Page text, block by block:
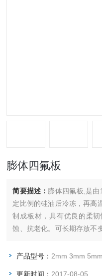
膨体四氟板
简要描述： 膨体四氟板,是
定比例的硅油后冷冻，再高
制成板材，具有优良的柔
蚀、抗老化。可长期存放不
产品型号： 2mm 3mm 5mm
更新时间： 2017-08-05